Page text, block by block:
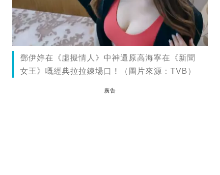
鄧伊婷在《虛擬情人》中神還原高海寧在《新聞
女王》嘅經典拉拉鍊場口！（圖片來源：TVB）
廣告